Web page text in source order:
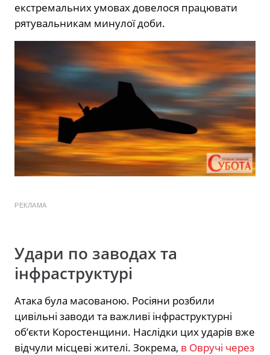
екстремальних умовах довелося працювати
рятувальникам минулої доби.
РЕКЛАМА
Удари по заводах та
інфраструктурі
Атака була масованою. Росіяни розбили
цивільні заводи та важливі інфраструктурні
об’єкти Коростенщини. Наслідки цих ударів вже
відчули місцеві жителі. Зокрема, в Овручі через